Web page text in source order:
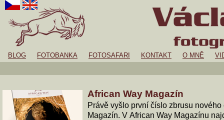
BLOG FOTOBANKA FOTOSAFARI KONTAKT O MNĚ
African Way Magazín
Právě vyšlo první číslo zbrusu
Magazín. V African Way Magazínu